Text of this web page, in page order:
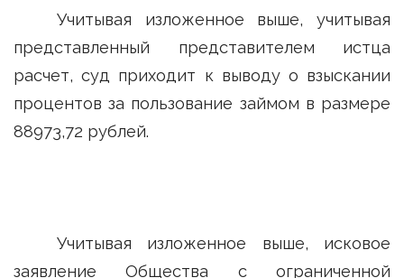
Учитывая изложенное выше, учитывая
представленный представителем истца
расчет, суд приходит к выводу о взыскании
процентов за пользование займом в размере
88973,72 рублей.
Учитывая изложенное выше, исковое
заявление Общества с ограниченной